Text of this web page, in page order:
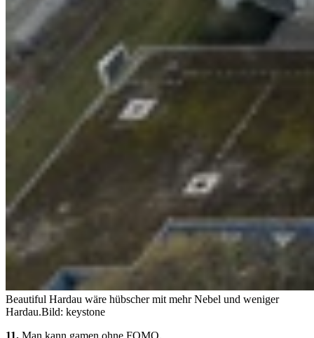
Beautiful Hardau wäre hübscher mit mehr Nebel und weniger
Hardau.Bild: keystone
11. Man kann gamen ohne FOMO.